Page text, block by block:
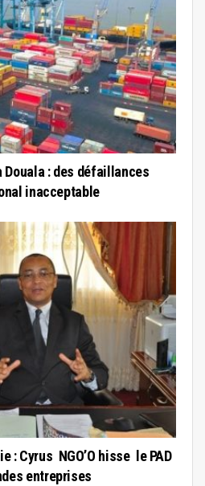
Douala : des défaillances
inacceptable
: Cyrus NGO’O hisse le PAD
entreprises